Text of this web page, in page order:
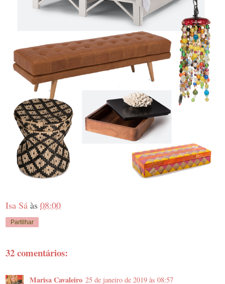
Isa Sá às 08:00
Partilhar
32 comentários:
Marisa Cavaleiro 25 de janeiro de 2019 às 08:57